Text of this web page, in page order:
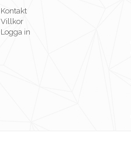
Kontakt
Villkor
Logga in